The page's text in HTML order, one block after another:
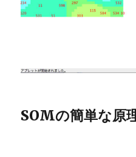
SOMの簡単な原